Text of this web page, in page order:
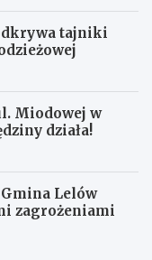
tajniki
Miodowej w
działa!
Gmina Lelów
zagrożeniami